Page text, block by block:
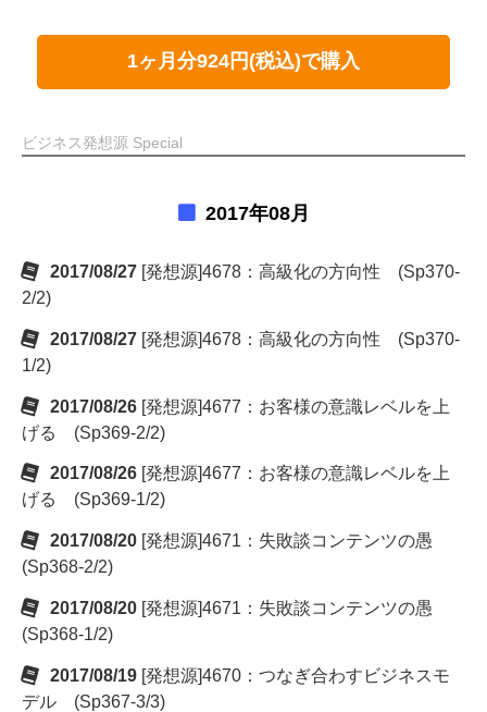
1ヶ月分924円(税込)で購入
ビジネス発想源 Special
2017年08月
2017/08/27 [発想源]4678：高級化の方向性 (Sp370-
2/2)
2017/08/27 [発想源]4678：高級化の方向性 (Sp370-
1/2)
2017/08/26 [発想源]4677：お客様の意識レベルを上
げる (Sp369-2/2)
2017/08/26 [発想源]4677：お客様の意識レベルを上
げる (Sp369-1/2)
2017/08/20 [発想源]4671：失敗談コンテンツの愚
(Sp368-2/2)
2017/08/20 [発想源]4671：失敗談コンテンツの愚
(Sp368-1/2)
2017/08/19 [発想源]4670：つなぎ合わすビジネスモ
デル (Sp367-3/3)